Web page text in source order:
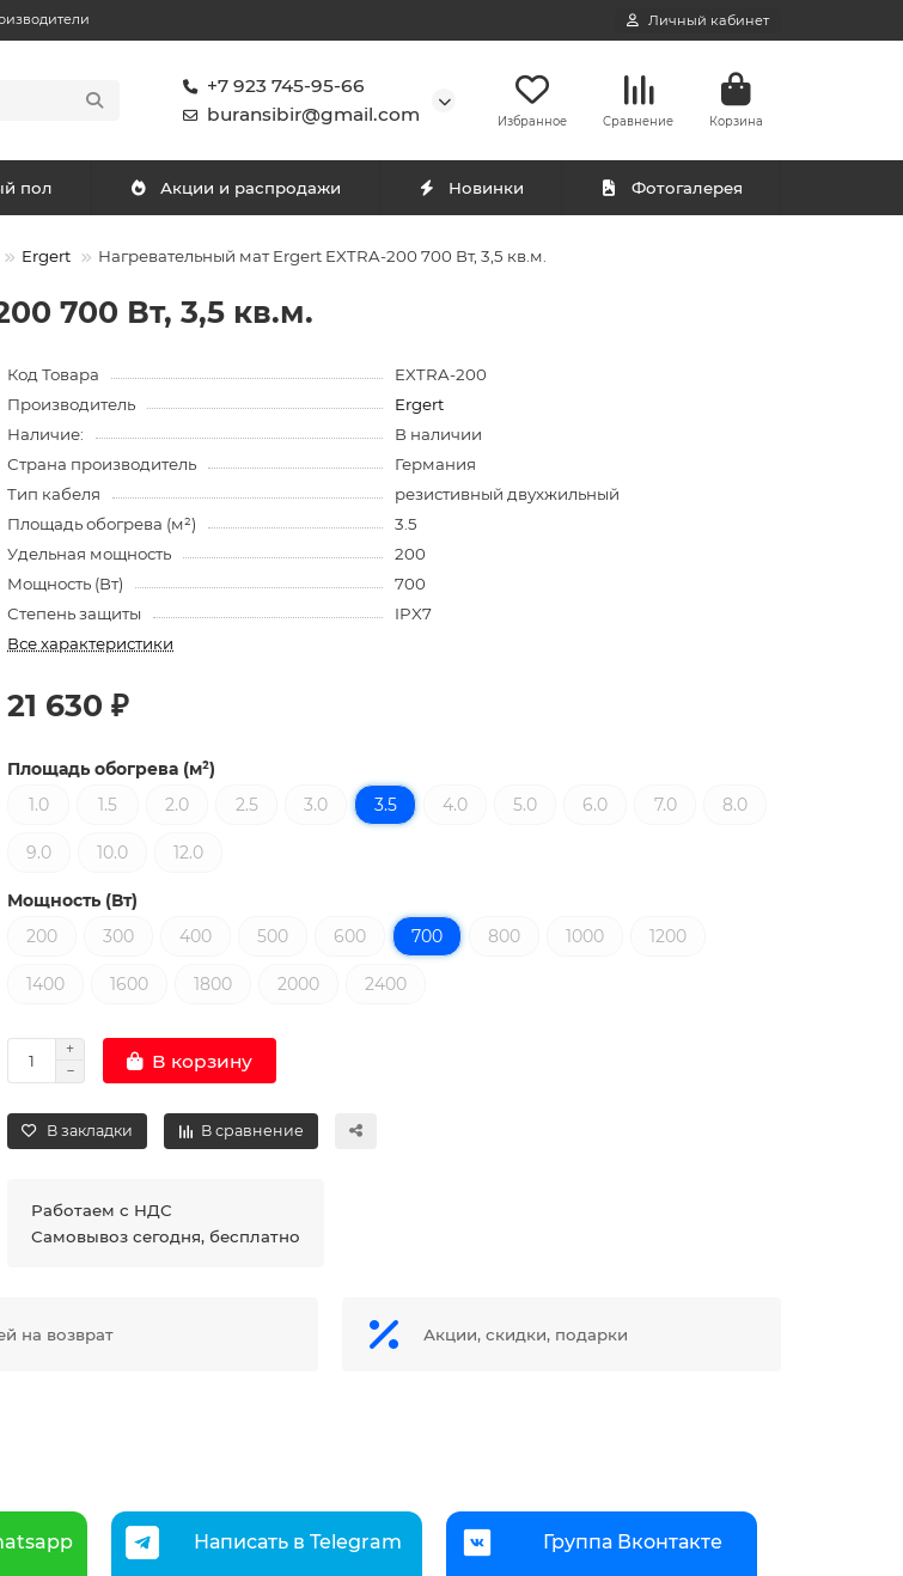
Личный кабинет
+7 923 745-95-66
buransibir@gmail.com
Избранное Сравнение Корзина
пол Акции и распродажи Новинки Фотогалерея
Ergert Нагревательный мат Ergert EXTRA-200 700 Вт, 3,5 кв.м.
700 Вт, 3,5 кв.м.
Код Товара
EXTRA-200
Производитель
Ergert
Наличие:
В наличии
Страна производитель
Германия
Тип кабеля
резистивный двухжильный
Площадь обогрева (м²)
3.5
Удельная мощность
200
Мощность (Вт)
700
Степень защиты
IPX7
Все характеристики
21 630 ₽
Площадь обогрева (м²)
1.0
1.5 2.0 2.5 3.0 3.5 4.0 5.0 6.0 7.0 8.0
9.0 10.0 12.0
Мощность (Вт)
200
300 400 500 600 700 800 1000 1200
1400 1600 1800 2000 2400
В корзину
В закладки В сравнение
Работаем с НДС
Самовывоз сегодня, бесплатно
на возврат Акции, скидки, подарки
Написать в Telegram Группа Вконтакте